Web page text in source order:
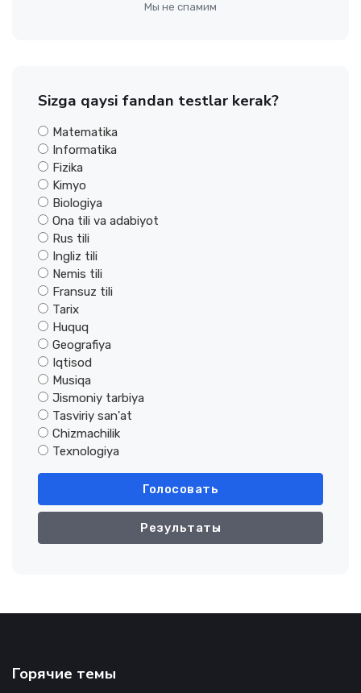
Мы не спамим
Sizga qaysi fandan testlar kerak?
Matematika
Informatika
Fizika
Kimyo
Biologiya
Ona tili va adabiyot
Rus tili
Ingliz tili
Nemis tili
Fransuz tili
Tarix
Huquq
Geografiya
Iqtisod
Musiqa
Jismoniy tarbiya
Tasviriy san'at
Chizmachilik
Texnologiya
Голосовать
Результаты
Горячие темы